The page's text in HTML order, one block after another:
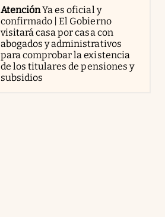
AtenciónYa es oficial y
confirmado | El Gobierno
visitará casa por casa con
abogados y administrativos
para comprobar la existencia
de los titulares de pensiones y
subsidios